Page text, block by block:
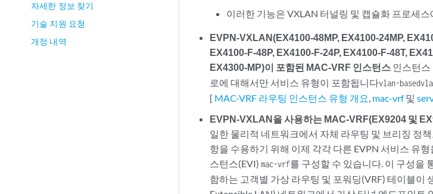
자세한 정보 찾기
기술 지원 요청
개정 내역
이러한 기능은 VXLAN 터널링 및 캡슐화 프로세
EVPN-VXLAN(EX4100-48MP, EX4100-24MP,
EX4100-F-48P, EX4100-F-24P, EX4100-F-48T,
EX4300-MP)이 포함된 MAC-VRF 인스턴스 인스턴
로에 대해서만 서비스 유형이 포함됩니다vlan-based
[ MAC-VRF 라우팅 인스턴스 유형 개요, mac-vrf및
EVPN-VXLAN을 사용하는 MAC-VRF(EX9204 및
일한 물리적 네트워크에서 자체 라우팅 및 브리징 정
항을 수용하기 위해 이제 각각 다른 EVPN 서비스 유
스턴스(EVI)mac-vrf를 구성할 수 있습니다. 이 구성을
함하는 고객별 가상 라우팅 및 포워딩(VRF) 테이블